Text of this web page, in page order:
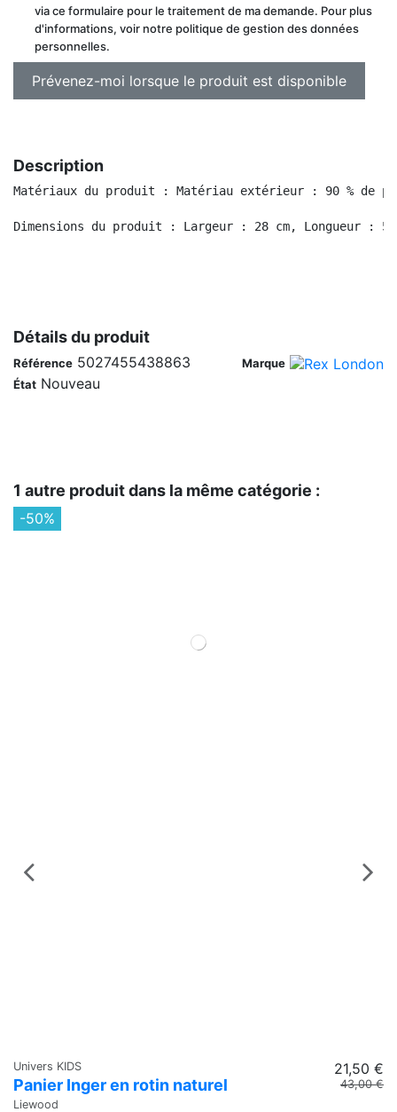
via ce formulaire pour le traitement de ma demande. Pour plus
d'informations, voir notre politique de gestion des données
personnelles.
Description
Matériaux du produit : Matériau extérieur : 90 % de
Détails du produit
Marque
Référence 5027455438863
État Nouveau
1 autre produit dans la même catégorie :
-50%
Univers KIDS
Panier Inger en rotin naturel
Liewood
21,50 €
43,00 €